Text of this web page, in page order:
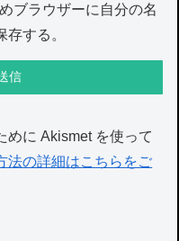
ブラウザーに自分の名
する。
めに Akismet を使って
法の詳細はこちらをご